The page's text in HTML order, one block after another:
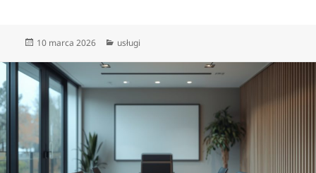
Data
10 marca 2026 Kategorie
usługi